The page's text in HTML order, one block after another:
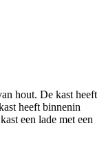
hout. De kast heeft
heeft binnenin
een lade met een